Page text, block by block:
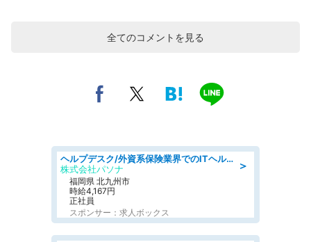
全てのコメントを見る
＞
ヘルプデスク/外資系保険業界でのITヘルプデスク業務/駅近/即日勤務可/ヘルプデスク
株式会社パソナ
福岡県 北九州市
時給4,167円
正社員
スポンサー：求人ボックス